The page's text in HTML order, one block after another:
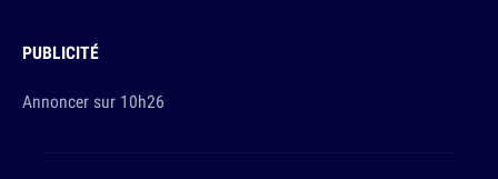
PUBLICITÉ
Annoncer sur 10h26